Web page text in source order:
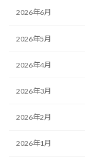
2026年6月
2026年5月
2026年4月
2026年3月
2026年2月
2026年1月